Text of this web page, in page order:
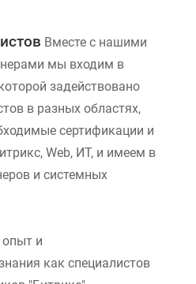
Вместе с нашими
мы входим в
задействовано
в разных областях,
сертификации и
Web, ИТ, и имеем в
и системных
и
как специалистов